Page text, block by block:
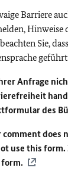
Barriere
Hinweise
Sie,
Anfrage
des
does
use this